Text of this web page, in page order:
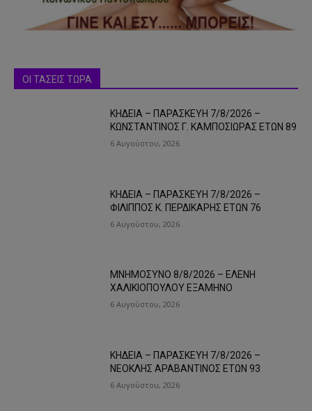
ΟΙ ΤΑΣΕΙΣ ΤΩΡΑ
ΚΗΔΕΙΑ – ΠΑΡΑΣΚΕΥΗ 7/8/2026 –
ΚΩΝΣΤΑΝΤΙΝΟΣ Γ. ΚΑΜΠΟΣΙΩΡΑΣ ΕΤΩΝ 89
6 Αυγούστου, 2026
ΚΗΔΕΙΑ – ΠΑΡΑΣΚΕΥΗ 7/8/2026 –
ΦΙΛΙΠΠΟΣ Κ. ΠΕΡΔΙΚΑΡΗΣ ΕΤΩΝ 76
6 Αυγούστου, 2026
ΜΝΗΜΟΣΥΝΟ 8/8/2026 – ΕΛΕΝΗ
ΧΑΛΙΚΙΟΠΟΥΛΟΥ ΕΞΑΜΗΝΟ
6 Αυγούστου, 2026
ΚΗΔΕΙΑ – ΠΑΡΑΣΚΕΥΗ 7/8/2026 –
ΝΕΟΚΛΗΣ ΑΡΑΒΑΝΤΙΝΟΣ ΕΤΩΝ 93
6 Αυγούστου, 2026